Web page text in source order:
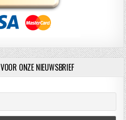
ONZE NIEUWSBRIEF